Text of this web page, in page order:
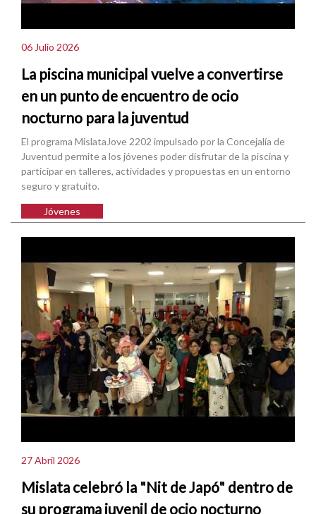
06 Julio 2026
La piscina municipal vuelve a convertirse
en un punto de encuentro de ocio
nocturno para la juventud
El programa MislataJove 2202 impulsado por la Concejalía de
Juventud permite a los jóvenes poder disfrutar de la piscina y
participar en talleres, actividades y propuestas en un entorno
seguro y gratuito.
Jóvenes
27 Abril 2026
Mislata celebró la "Nit de Japó" dentro de
su programa juvenil de ocio nocturno